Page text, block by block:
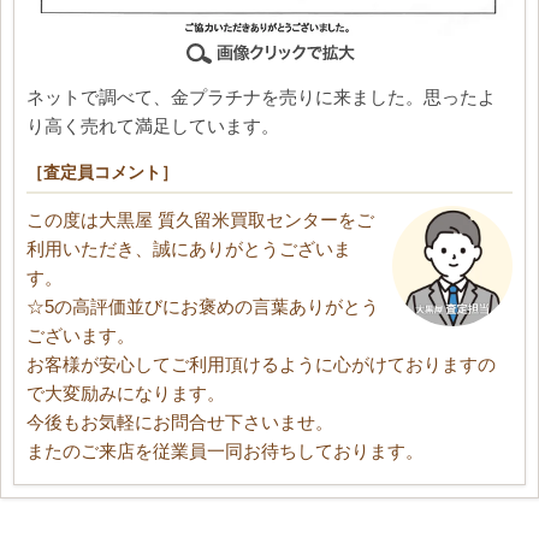
ネットで調べて、金プラチナを売りに来ました。思ったよ
り高く売れて満足しています。
［査定員コメント］
この度は大黒屋 質久留米買取センターをご
利用いただき、誠にありがとうございま
す。
☆5の高評価並びにお褒めの言葉ありがとう
ございます。
お客様が安心してご利用頂けるように心がけておりますの
で大変励みになります。
今後もお気軽にお問合せ下さいませ。
またのご来店を従業員一同お待ちしております。